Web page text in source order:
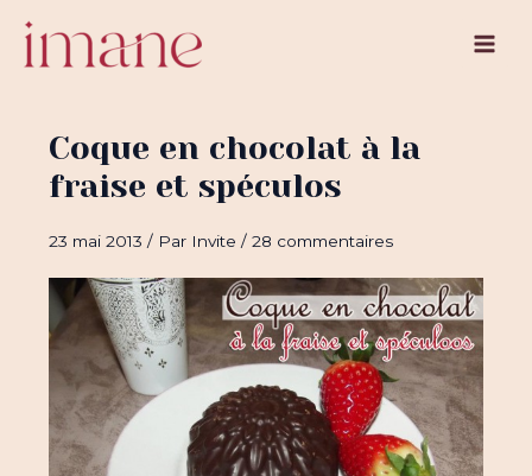
contenu
Main
Coque en chocolat à la
fraise et spéculos
23 mai 2013/ Par Invite/28 commentaires